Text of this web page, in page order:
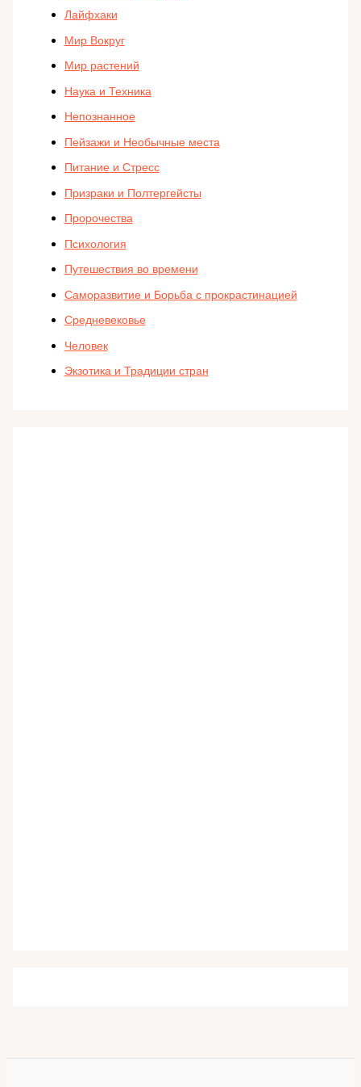
Лайфхаки
Мир Вокруг
Мир растений
Наука и Техника
Непознанное
Пейзажи и Необычные места
Питание и Стресс
Призраки и Полтергейсты
Пророчества
Психология
Путешествия во времени
Саморазвитие и Борьба с прокрастинацией
Средневековье
Человек
Экзотика и Традиции стран